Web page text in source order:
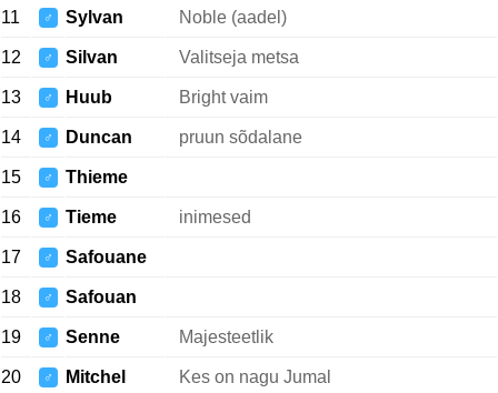
11 ♂ Sylvan Noble (aadel)
12 ♂ Silvan Valitseja metsa
13 ♂ Huub Bright vaim
14 ♂ Duncan pruun sõdalane
15 ♂ Thieme
16 ♂ Tieme inimesed
17 ♂ Safouane
18 ♂ Safouan
19 ♂ Senne Majesteetlik
20 ♂ Mitchel Kes on nagu Jumal